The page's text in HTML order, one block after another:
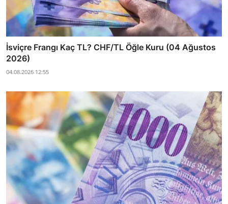
İsviçre Frangı Kaç TL? CHF/TL Öğle Kuru (04 Ağustos
2026)
04.08.2026 12:55